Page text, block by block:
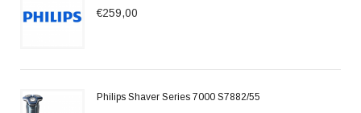
€259,00
Philips Shaver Series 7000 S7882/55